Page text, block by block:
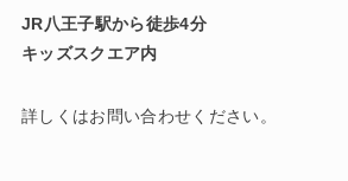
JR八王子駅から徒歩4分
キッズスクエア内
詳しくはお問い合わせください。